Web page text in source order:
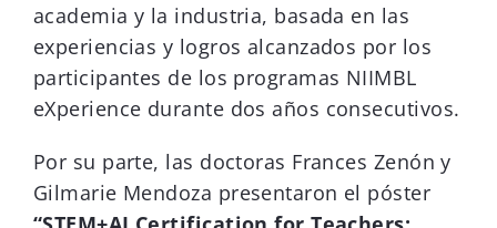
academia y la industria, basada en las
experiencias y logros alcanzados por los
participantes de los programas NIIMBL
eXperience durante dos años consecutivos.
Por su parte, las doctoras Frances Zenón y
Gilmarie Mendoza presentaron el póster